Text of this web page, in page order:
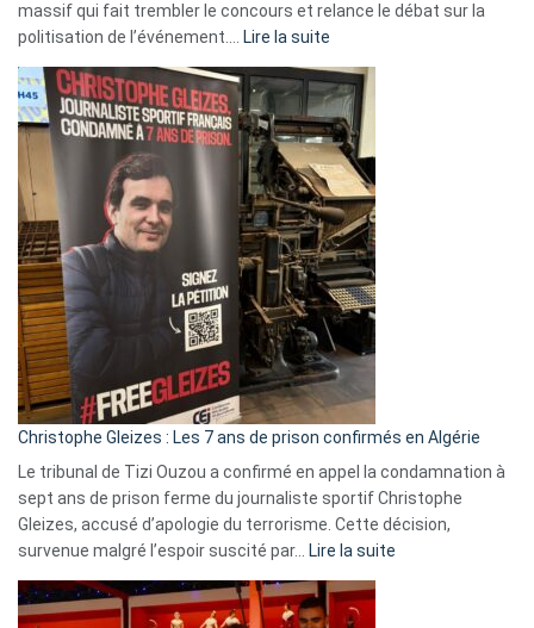
massif qui fait trembler le concours et relance le débat sur la
politisation de l’événement.… Lire la suite
Eurovision
2026
:
Pays-
Bas,
Espagne,
Irlande
et
Slovénie
rejettent
la
présence
d’Israël
Christophe Gleizes : Les 7 ans de prison confirmés en Algérie
Le tribunal de Tizi Ouzou a confirmé en appel la condamnation à
sept ans de prison ferme du journaliste sportif Christophe
Gleizes, accusé d’apologie du terrorisme. Cette décision,
survenue malgré l’espoir suscité par… Lire la suite